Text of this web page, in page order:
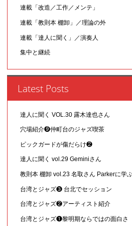
連載「改造／工作／メンテ」
連載「教則本 棚卸」／理論の外
連載「達人に聞く」／演奏人
集中と継続
Latest Posts
達人に聞く VOL.30 露木達也さん
穴場紹介❾仲町台のジャズ喫茶
ピックガードが傷だらけ❷
達人に聞く vol.29 Geminiさん
教則本 棚卸 vol.23 名取さん Parkerに学
台湾とジャズ❸ 台北でセッション
台湾とジャズ❷アーティスト紹介
台湾とジャズ❶黎明期ならではの面白さ